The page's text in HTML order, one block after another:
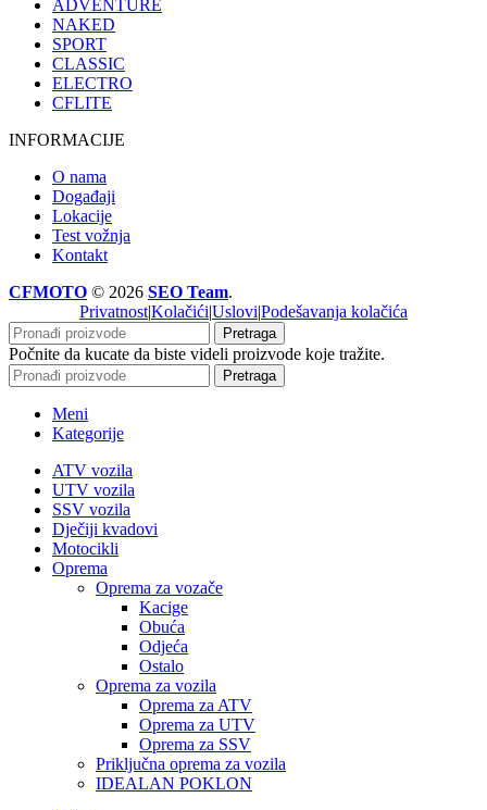
ADVENTURE
NAKED
SPORT
CLASSIC
ELECTRO
CFLITE
INFORMACIJE
O nama
Događaji
Lokacije
Test vožnja
Kontakt
CFMOTO © 2026 SEO Team.
Privatnost|Kolačići|Uslovi|Podešavanja kolačića
Pretraga
Počnite da kucate da biste videli proizvode koje tražite.
Pretraga
Meni
Kategorije
ATV vozila
UTV vozila
SSV vozila
Dječiji kvadovi
Motocikli
Oprema
Oprema za vozače
Kacige
Obuća
Odjeća
Ostalo
Oprema za vozila
Oprema za ATV
Oprema za UTV
Oprema za SSV
Priključna oprema za vozila
IDEALAN POKLON